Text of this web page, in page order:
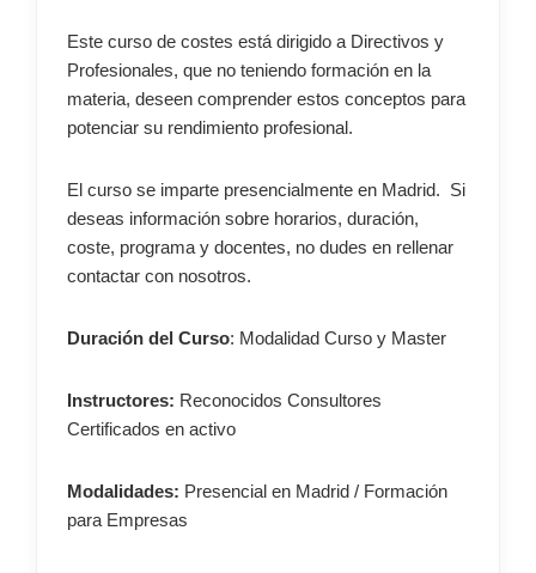
Este curso de costes está dirigido a Directivos y
Profesionales, que no teniendo formación en la
materia, deseen comprender estos conceptos para
potenciar su rendimiento profesional.
El curso se imparte presencialmente en Madrid. Si
deseas información sobre horarios, duración,
coste, programa y docentes, no dudes en rellenar
contactar con nosotros.
Duración del Curso: Modalidad Curso y Master
Instructores: Reconocidos Consultores
Certificados en activo
Modalidades: Presencial en Madrid / Formación
para Empresas